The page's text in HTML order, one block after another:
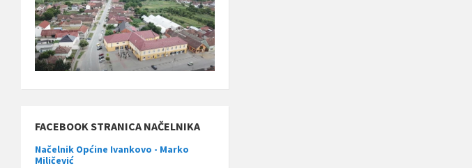
FACEBOOK STRANICA NAČELNIKA
Načelnik Općine Ivankovo - Marko
Miličević